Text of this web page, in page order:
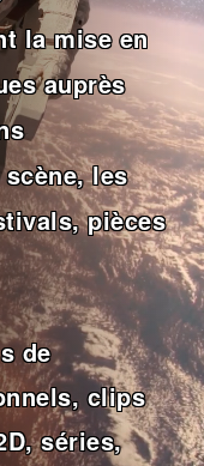
la mise en
auprès
les
pièces
de
clips
séries,